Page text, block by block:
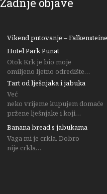
Vikend putovanje –
Hotel Park Punat
Otok Krk je bio moje
omiljeno ljetno odredište…
Tart od lješnjaka i jabuka
Već
neko vrijeme kupujem domaće
pržene lješnjake i koji…
Banana bread s jabukama
Vaga mi je crkla. Dobro
nije crkla…